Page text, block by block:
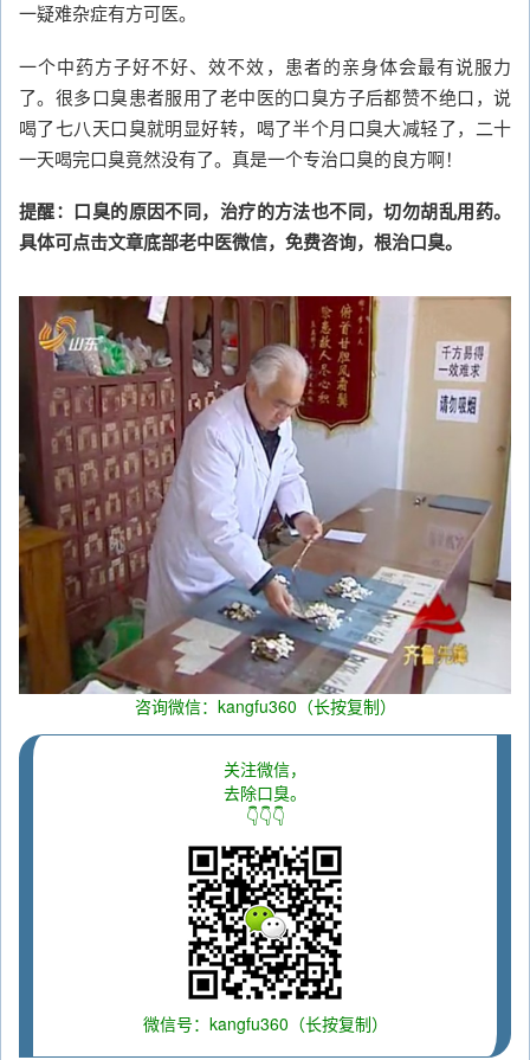
一疑难杂症有方可医。
一个中药方子好不好、效不效，患者的亲身体会最有说服力
了。很多口臭患者服用了老中医的口臭方子后都赞不绝口，说
喝了七八天口臭就明显好转，喝了半个月口臭大减轻了，二十
一天喝完口臭竟然没有了。真是一个专治口臭的良方啊！
提醒：口臭的原因不同，治疗的方法也不同，切勿胡乱用药。
具体可点击文章底部老中医微信，免费咨询，根治口臭。
咨询微信：kangfu360（长按复制）
关注微信，
去除口臭。
👇👇👇
微信号：kangfu360（长按复制）